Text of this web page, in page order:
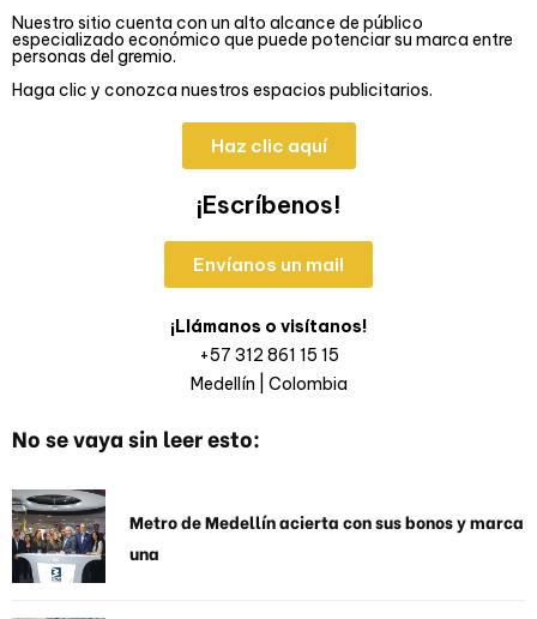
Nuestro sitio cuenta con un alto alcance de público
especializado económico que puede potenciar su marca entre
personas del gremio.
Haga clic y conozca nuestros espacios publicitarios.
Haz clic aquí
¡Escríbenos!
Envíanos un mail
¡Llámanos o visítanos!
+57 312 861 15 15
Medellín | Colombia
No se vaya sin leer esto:
Metro de Medellín acierta con sus bonos y marca
una